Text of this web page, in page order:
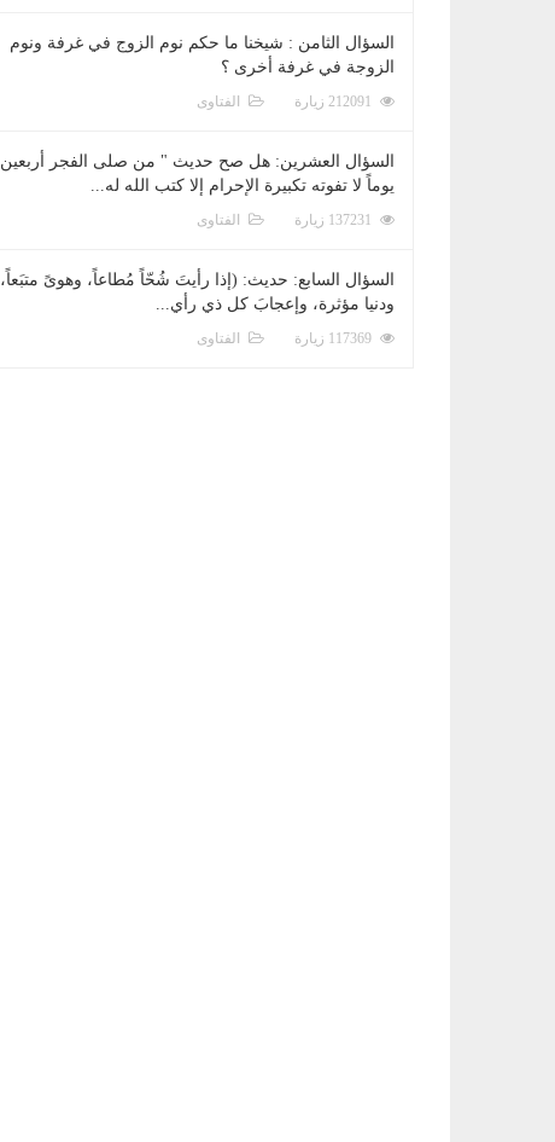
السؤال الثامن : شيخنا ما حكم نوم الزوج في غرفة ونوم
الزوجة في غرفة أخرى ؟
الفتاوى
السؤال العشرين: هل صح حديث " من صلى الفجر أربعين
يوماً لا تفوته تكبيرة الإحرام إلا كتب الله له...
الفتاوى
السؤال السابع: حديث: (إذا رأيتَ شُحّاً مُطاعاً، وهوىً متبَعاً،
ودنيا مؤثرة، وإعجابَ كل ذي رأي...
الفتاوى